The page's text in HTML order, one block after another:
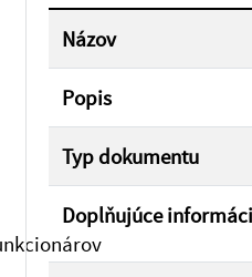
Názov
Popis
Typ dokumentu
Doplňujúce